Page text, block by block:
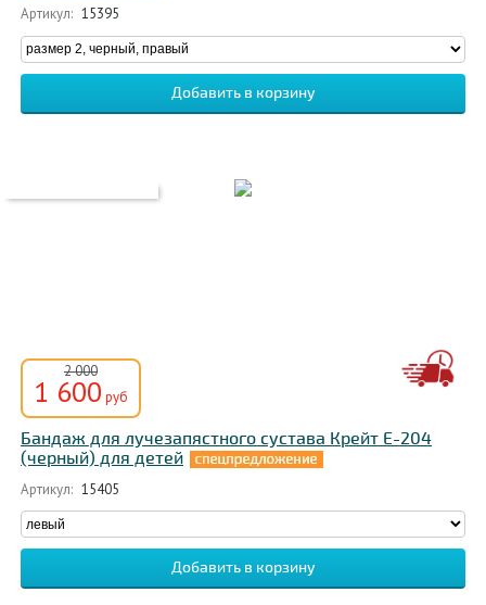
Артикул: 15395
2 000
1 600 руб
Бандаж для лучезапястного сустава Крейт E-204
(черный) для детей
Артикул: 15405